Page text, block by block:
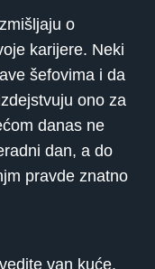
o
karijere. Neki
šefovima i da
ono za
danas ne
dan, a do
pravde znatno
van kuće.